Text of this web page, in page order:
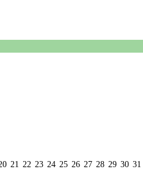
21 22 23 24 25 26 27 28 29 30 31